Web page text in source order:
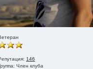
146
Член клуба